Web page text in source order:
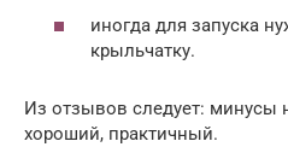
иногда для запуска
крыльчатку.
Из отзывов следует: минусы
хороший, практичный.